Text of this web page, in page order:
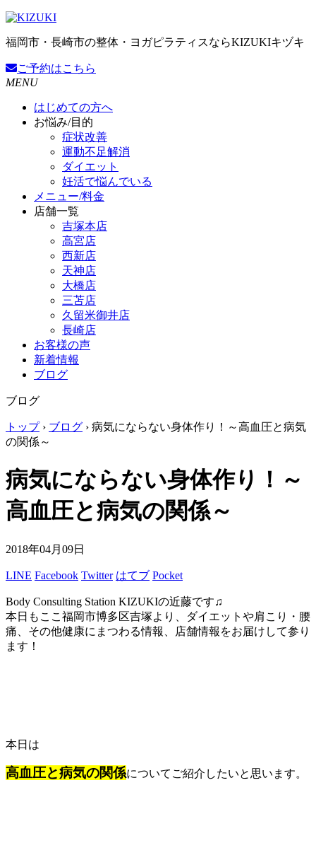
福岡市・長崎市の整体・ヨガピラティスならKIZUKIキヅキ
ご予約はこちら
MENU
はじめての方へ
お悩み/目的
症状改善
運動不足解消
ダイエット
妊活で悩んでいる
メニュー/料金
店舗一覧
吉塚本店
高宮店
西新店
天神店
大橋店
三苫店
久留米御井店
長崎店
お客様の声
新着情報
ブログ
ブログ
トップ› ブログ › 病気にならない身体作り！～高血圧と病気
の関係～
病気にならない身体作り！～
高血圧と病気の関係～
2018年04月09日
LINE Facebook Twitter はてブ Pocket
Body Consulting Station KIZUKIの近藤です♫
本日もここ福岡市博多区吉塚より、ダイエットや肩こり・腰
痛、その他健康にまつわる情報、店舗情報をお届けして参り
ます！
本日は
高血圧と病気の関係についてご紹介したいと思います。